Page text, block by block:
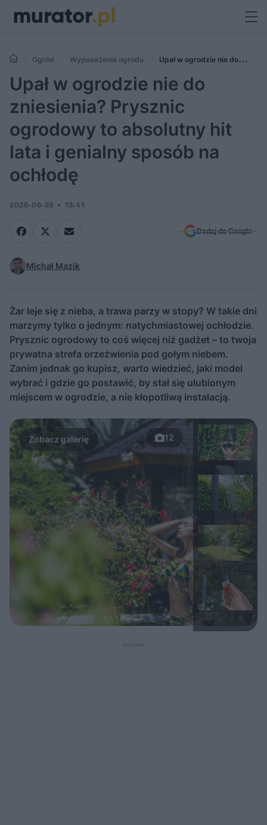
Ogród Wyposażenie ogrodu
Upał w ogrodzie nie do
zniesienia? Prysznic ogrodowy to absolutny hit lata i genialny sposób
na ochłodę
Upał w ogrodzie nie do
zniesienia? Prysznic
ogrodowy to absolutny hit
lata i genialny sposób na
ochłodę
2026-06-29 13:41
Dodaj do Google
Michał Mazik
Żar leje się z nieba, a trawa parzy w stopy? W takie dni
marzymy tylko o jednym: natychmiastowej ochłodzie.
Prysznic ogrodowy to coś więcej niż gadżet – to twoja
prywatna strefa orzeźwienia pod gołym niebem.
Zanim jednak go kupisz, warto wiedzieć, jaki model
wybrać i gdzie go postawić, by stał się ulubionym
miejscem w ogrodzie, a nie kłopotliwą instalacją.
12